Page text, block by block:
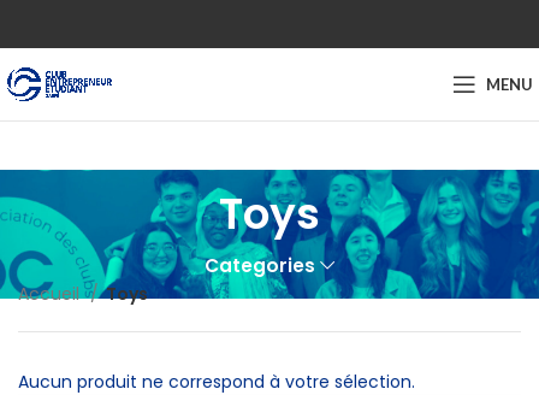
MENU
Toys
Categories
Accueil Toys
Aucun produit ne correspond à votre sélection.